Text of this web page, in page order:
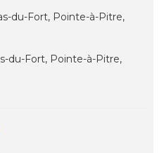
du-Fort, Pointe-à-Pitre,
du-Fort, Pointe-à-Pitre,